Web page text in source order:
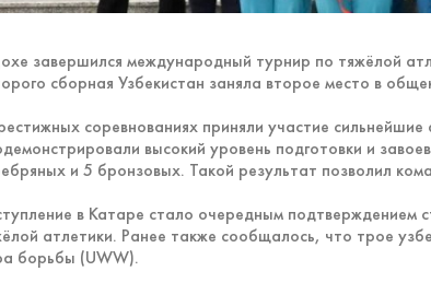
завершился международный турнир по тяжёлой
сборная Узбекистан заняла второе место в
соревнованиях приняли участие
высокий уровень подготовки и
и 5 бронзовых. Такой результат позволил
в Катаре стало очередным подтверждением
атлетики. Ранее также сообщалось, что трое
борьбы (UWW).